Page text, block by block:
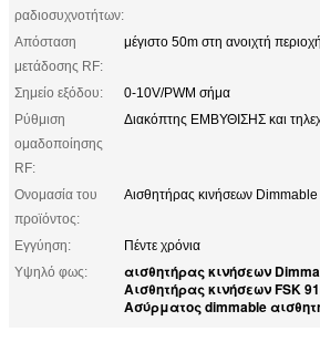
ραδιοσυχνοτήτων:
Απόσταση
μετάδοσης RF:
μέγιστο 50m στη ανοιχτή περιοχή
Σημείο εξόδου:
0-10V/PWM σήμα
Ρύθμιση
ομαδοποίησης
RF:
Διακόπτης ΕΜΒΥΘΙΣΗΣ και
Ονομασία του
προϊόντος:
Αισθητήρας κινήσεων Dimmable
Εγγύηση:
Πέντε χρόνια
Υψηλό φως:
αισθητήρας κινήσεων
Αισθητήρας κινήσεων FSK
Ασύρματος dimmable